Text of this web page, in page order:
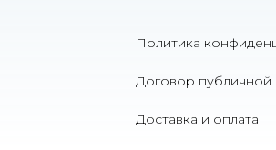
Политика
Договор
Доставка и оплата